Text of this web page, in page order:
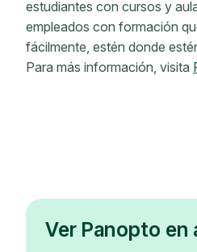
estudiantes con cursos y
empleados con formación
fácilmente, estén donde
Para más información, visita
Ver Panopto en